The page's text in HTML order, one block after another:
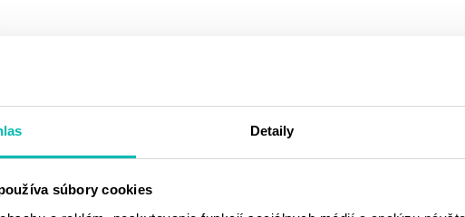
Detaily
súbory cookies
VÁM PÁČIŤ